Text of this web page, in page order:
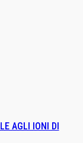
AGLI IONI DI